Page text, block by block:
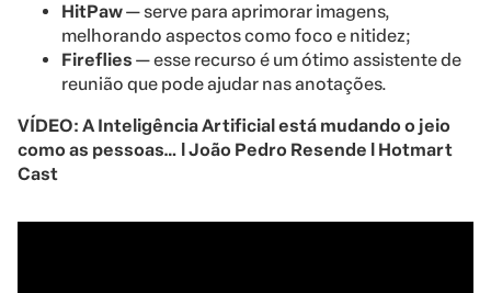
HitPaw— serve para aprimorar imagens,
melhorando aspectos como foco e nitidez;
Fireflies — esse recurso é um ótimo assistente de
reunião que pode ajudar nas anotações.
VÍDEO: A Inteligência Artificial está mudando o jeio
como as pessoas… l João Pedro Resende l Hotmart
Cast